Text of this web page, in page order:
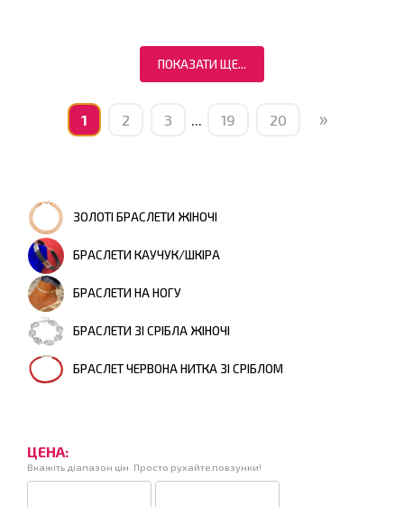
ПОКАЗАТИ ЩЕ...
1 2 3 ... 19 20 »
ЗОЛОТІ БРАСЛЕТИ ЖІНОЧІ
БРАСЛЕТИ КАУЧУК/ШКІРА
БРАСЛЕТИ НА НОГУ
БРАСЛЕТИ ЗІ СРІБЛА ЖІНОЧІ
БРАСЛЕТ ЧЕРВОНА НИТКА ЗІ СРІБЛОМ
ЦЕНА:
Вкажіть діапазон цін. Просто рухайте повзунки!